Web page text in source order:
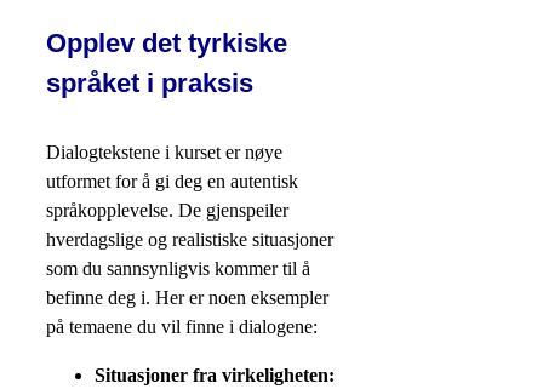
Opplev det tyrkiske
språket i praksis
Dialogtekstene i kurset er nøye
utformet for å gi deg en autentisk
språkopplevelse. De gjenspeiler
hverdagslige og realistiske situasjoner
som du sannsynligvis kommer til å
befinne deg i. Her er noen eksempler
på temaene du vil finne i dialogene:
Situasjoner fra virkeligheten: